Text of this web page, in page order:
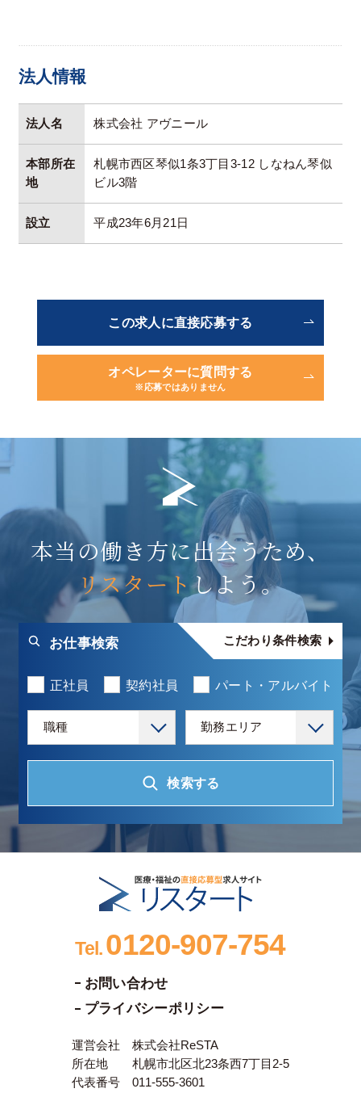
法人情報
法人名 株式会社 アヴニール
本部所在
地
札幌市西区琴似1条3丁目3-12 しなねん琴似
ビル3階
設立 平成23年6月21日
この求人に直接応募する
オペレーターに質問する
※応募ではありません
本当の働き方に出会うため、
リスタートしよう。
正社員 契約社員 パート・アルバイト
お仕事検索 こだわり条件検索
職種 勤務エリア
検索する
Tel.0120-907-754
お問い合わせ
プライバシーポリシー
運営会社 株式会社ReSTA
所在地 札幌市北区北23条西7丁目2-5
代表番号 011-555-3601